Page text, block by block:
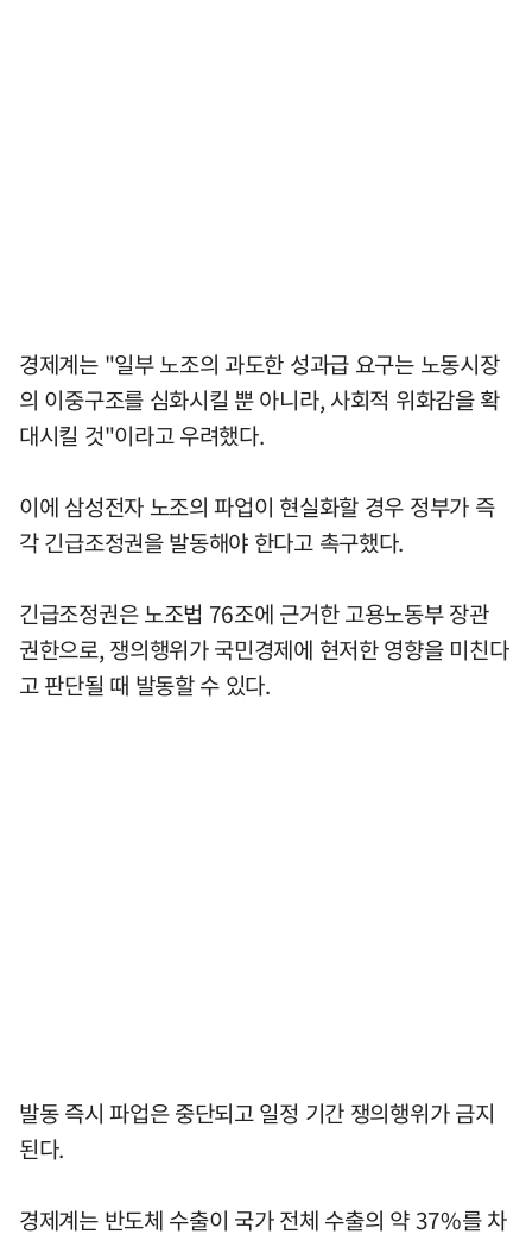
경제계는 "일부 노조의 과도한 성과급 요구는 노동시장
의 이중구조를 심화시킬 뿐 아니라, 사회적 위화감을 확
대시킬 것"이라고 우려했다.
이에 삼성전자 노조의 파업이 현실화할 경우 정부가 즉
각 긴급조정권을 발동해야 한다고 촉구했다.
긴급조정권은 노조법 76조에 근거한 고용노동부 장관
권한으로, 쟁의행위가 국민경제에 현저한 영향을 미친다
고 판단될 때 발동할 수 있다.
발동 즉시 파업은 중단되고 일정 기간 쟁의행위가 금지
된다.
경제계는 반도체 수출이 국가 전체 수출의 약 37%를 차